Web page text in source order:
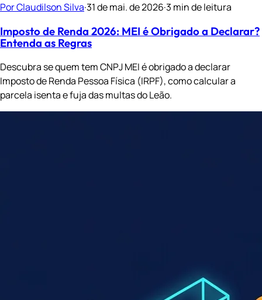
Por Claudilson Silva·31 de mai. de 2026·3 min de leitura
Imposto de Renda 2026: MEI é Obrigado a Declarar?
Entenda as Regras
Descubra se quem tem CNPJ MEI é obrigado a declarar
Imposto de Renda Pessoa Física (IRPF), como calcular a
parcela isenta e fuja das multas do Leão.